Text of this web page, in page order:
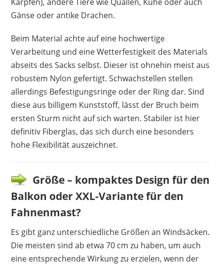
Gänse oder antike Drachen.
Beim Material achte auf eine hochwertige
Verarbeitung und eine Wetterfestigkeit des Materials
abseits des Sacks selbst. Dieser ist ohnehin meist aus
robustem Nylon gefertigt. Schwachstellen stellen
allerdings Befestigungsringe oder der Ring dar. Sind
diese aus billigem Kunststoff, lässt der Bruch beim
ersten Sturm nicht auf sich warten. Stabiler ist hier
definitiv Fiberglas, das sich durch eine besonders
hohe Flexibilität auszeichnet.
Größe – kompaktes Design für den
Balkon oder XXL-Variante für den
Fahnenmast?
Es gibt ganz unterschiedliche Größen an Windsäcken.
Die meisten sind ab etwa 70 cm zu haben, um auch
eine entsprechende Wirkung zu erzielen, wenn der